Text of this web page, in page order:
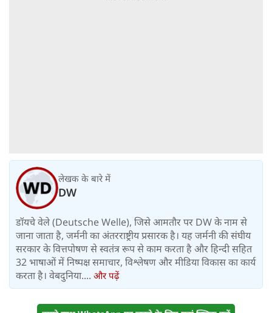
लेखक के बारे में
DW
डॉयचे वेले (Deutsche Welle), जिसे आमतौर पर DW के नाम से
जाना जाता है, जर्मनी का अंतरराष्ट्रीय प्रसारक है। यह जर्मनी की संघीय
सरकार के वित्तपोषण से स्वतंत्र रूप से काम करता है और हिन्दी सहित
32 भाषाओं में निष्पक्ष समाचार, विश्लेषण और मीडिया विकास का कार्य
करता है। वेबदुनिया.... और पढ़ें